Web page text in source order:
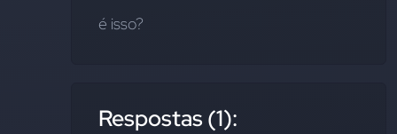
é isso?
Respostas (1):